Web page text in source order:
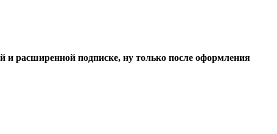
и расширенной подписке, ну только после оформления